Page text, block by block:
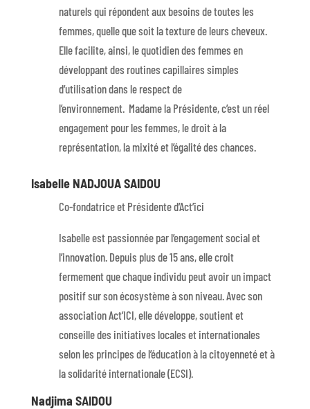
naturels qui répondent aux besoins de toutes les
femmes, quelle que soit la texture de leurs cheveux.
Elle facilite, ainsi, le quotidien des femmes en
développant des routines capillaires simples
d’utilisation dans le respect de
l’environnement. Madame la Présidente, c’est un réel
engagement pour les femmes, le droit à la
représentation, la mixité et l’égalité des chances.
Isabelle NADJOUA SAIDOU
Co-fondatrice et Présidente d’Act’ici
Isabelle est passionnée par l’engagement social et
l’innovation. Depuis plus de 15 ans, elle croit
fermement que chaque individu peut avoir un impact
positif sur son écosystème à son niveau. Avec son
association Act’ICI, elle développe, soutient et
conseille des initiatives locales et internationales
selon les principes de l’éducation à la citoyenneté et à
la solidarité internationale (ECSI).
Nadjima SAIDOU